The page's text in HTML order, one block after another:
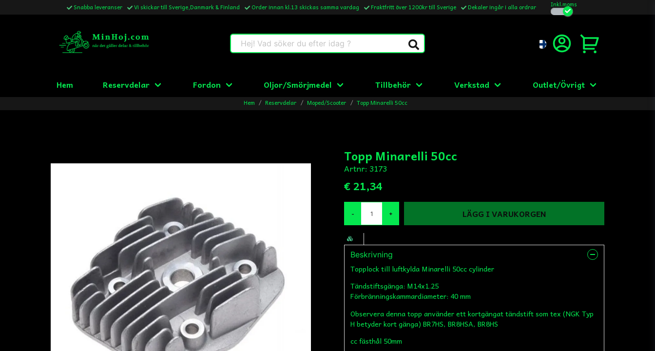
Snabba leveranser Vi skickar till Sverige,Danmark & Finland Order innan kl.13 skickas samma vardag Fraktfritt över 1200kr till Sverige Dekaler ingår i alla ordrar Inkl.moms
Hej! Vad söker du efter idag ?
Hem Reservdelar Fordon Oljor/Smörjmedel Tillbehör Verkstad Outlet/Övrigt
Hem Reservdelar Moped/Scooter Topp Minarelli 50cc
Topp Minarelli 50cc
Artnr: 3173
€ 21,34
- + LÄGG I VARUKORGEN
Beskrivning
Topplock till luftkylda Minarelli 50cc cylinder
Tändstiftsgänga: M14x1.25
Förbränningskammardiameter: 40 mm
Observera denna topp använder ett kortgängat tändstift som tex (NGK Typ
H betyder kort gänga) BR7HS, BR8HSA, BR8HS
cc fästhål 50mm